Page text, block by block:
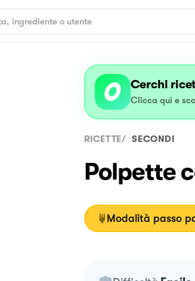
Cerchi
Clicca qui e
RICETTE/ SECONDI
Polpette
Modalità passo